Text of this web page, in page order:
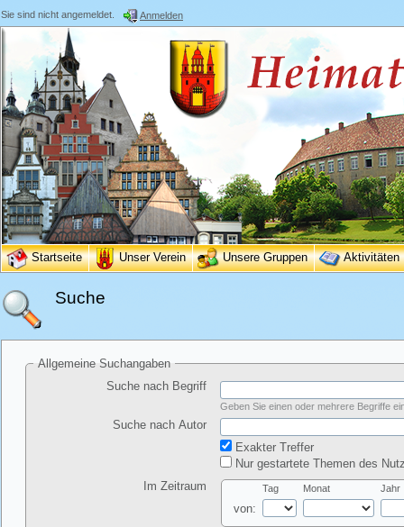
Sie sind nicht angemeldet. Anmelden
Startseite Unser Verein Unsere Gruppen Aktivitäten
Suche
Allgemeine Suchangaben
Suche nach Begriff
Geben Sie einen oder mehrere Begriffe
Suche nach Autor
Exakter Treffer
Nur gestartete Themen des
Im Zeitraum
von:
Tag Monat Jahr